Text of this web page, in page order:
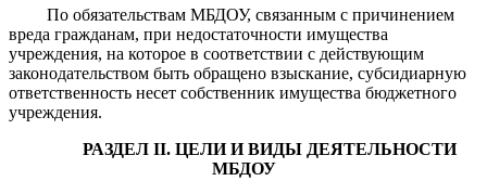
По обязательствам МБДОУ, связанным с причинением
вреда гражданам, при недостаточности имущества
учреждения, на которое в соответствии с действующим
законодательством быть обращено взыскание, субсидиарную
ответственность несет собственник имущества бюджетного
учреждения.
РАЗДЕЛ II. ЦЕЛИ И ВИДЫ ДЕЯТЕЛЬНОСТИ
МБДОУ